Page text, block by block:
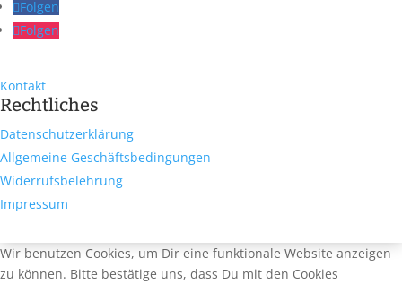
Folgen
Folgen
Kontakt
Rechtliches
Datenschutzerklärung
Allgemeine Geschäftsbedingungen
Widerrufsbelehrung
Impressum
Wir benutzen Cookies, um Dir eine funktionale Website anzeigen
zu können. Bitte bestätige uns, dass Du mit den Cookies